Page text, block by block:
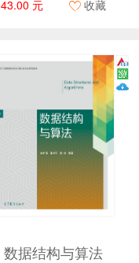
43.00 元 收藏
数据结构与算法